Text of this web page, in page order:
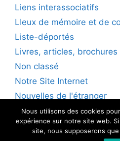
Liens interassociatifs
LIeux de mémoire et de
Liste-déportés
Livres, articles, brochures
Non classé
Notre Site Internet
Nouvelles de l'étranger
© 2026 Mémoire,
Nous utilisons des cookies
expérience sur notre site web.
site, nous supposerons